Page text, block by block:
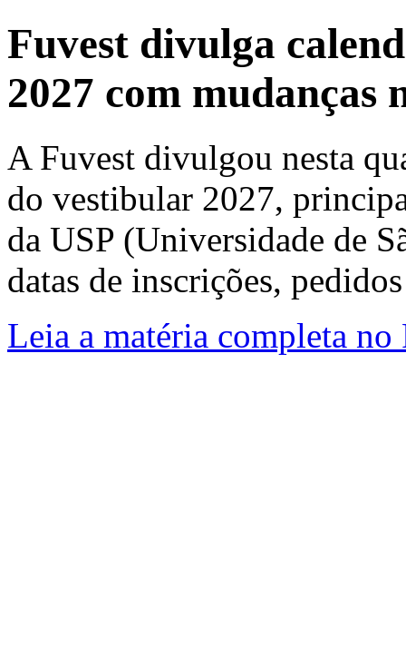
Fuvest divulga
2027 com mudanças
A Fuvest divulgou nesta
do vestibular 2027,
da USP (Universidade de
datas de inscrições,
Leia a matéria completa no